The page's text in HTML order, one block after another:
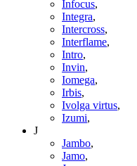
Infocus,
Integra,
Intercross,
Interflame,
Intro,
Invin,
Iomega,
Irbis,
Ivolga virtus,
Izumi,
J
Jambo,
Jamo,